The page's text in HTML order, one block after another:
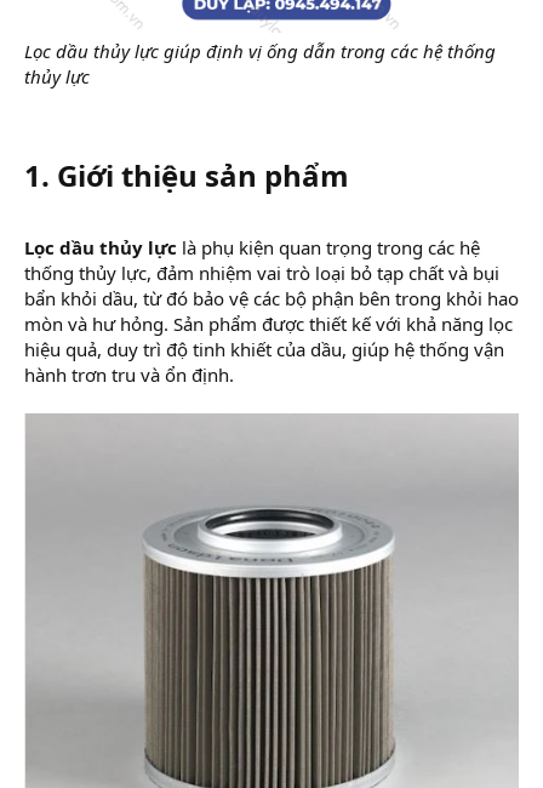
Lọc dầu thủy lực giúp định vị ống dẫn trong các hệ thống
thủy lực
1. Giới thiệu sản phẩm
Lọc dầu thủy lực là phụ kiện quan trọng trong các hệ
thống thủy lực, đảm nhiệm vai trò loại bỏ tạp chất và bụi
bẩn khỏi dầu, từ đó bảo vệ các bộ phận bên trong khỏi hao
mòn và hư hỏng. Sản phẩm được thiết kế với khả năng lọc
hiệu quả, duy trì độ tinh khiết của dầu, giúp hệ thống vận
hành trơn tru và ổn định.